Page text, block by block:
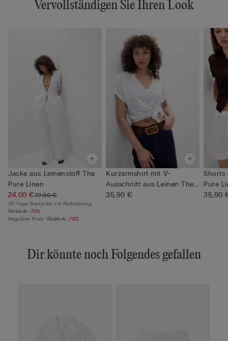
Vervollständigen Sie Ihren Look
Jacke aus Leinenstoff The
Pure Linen
24,00 €79,90 €
30-Tage-Bestpreis vor Reduzierung:
79,90 € -70%
Regulärer Preis: 79,90 € -70%
Kurzarmshirt mit V-
Ausschnitt aus Leinen The
Pure ...
35,90 €
Shorts
Pure
35,90
Dir könnte noch Folgendes gefallen